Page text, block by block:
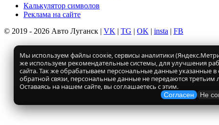
Калькулятор символов
Реклама на сайте
© 2019 - 2026 Авто Луганск | VK | TG | OK | insta | FB
Мы используем файлы соокіе, сервисы аналитики
же используем рекомендательные системы, для улучшения
сайта. Так же обрабатываем персональные данные указанные
обратной связи, персональные данные не передаются третьим
Оставаясь на нашем сайте, вы соглашаетесь с этим.
Согласен Не